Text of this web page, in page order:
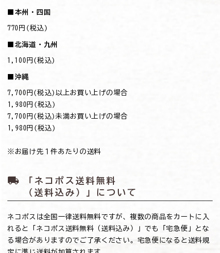
■本州・四国
770円(税込)
■北海道・九州
1,100円(税込)
■沖縄
7,700円(税込)以上お買い上げの場合
→1,980円(税込)
7,700円(税込)未満お買い上げの場合
→1,980円(税込)
※お届け先１件あたりの送料
local_shipping
「ネコポス送料無料
（送料込み）」について
ネコポスは全国一律送料無料ですが、複数の商品をカートに入
れると「ネコポス送料無料（送料込み）」でも「宅急便」とな
る場合がありますのでご了承ください。宅急便になると送料規